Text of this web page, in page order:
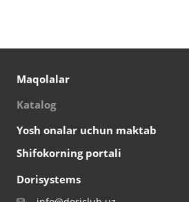
Maqolalar
Katalog
Yosh onalar uchun maktab
Shifokorning portali
Dorisystems